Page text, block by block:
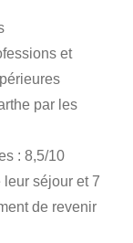
et
par les
: 8,5/10
séjour et 7
de revenir